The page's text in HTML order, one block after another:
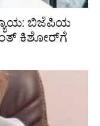
ಬಿಜೆಪಿಯ
ಕಿಶೋರ್‌ಗೆ